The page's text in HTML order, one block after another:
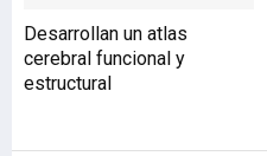
Desarrollan un atlas
cerebral funcional y
estructural